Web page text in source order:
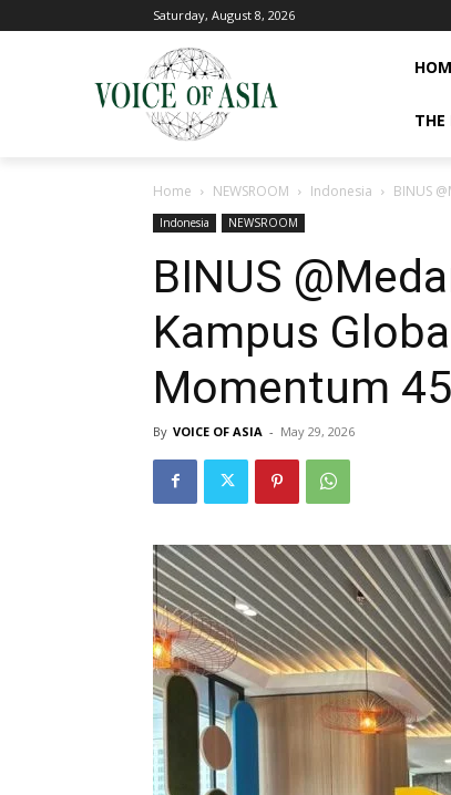
Saturday, August 8, 2026
THE
Home NEWSROOM Indonesia BINUS
Indonesia NEWSROOM
BINUS
Kampus
Momentum
By VOICE OF ASIA - May 29, 2026